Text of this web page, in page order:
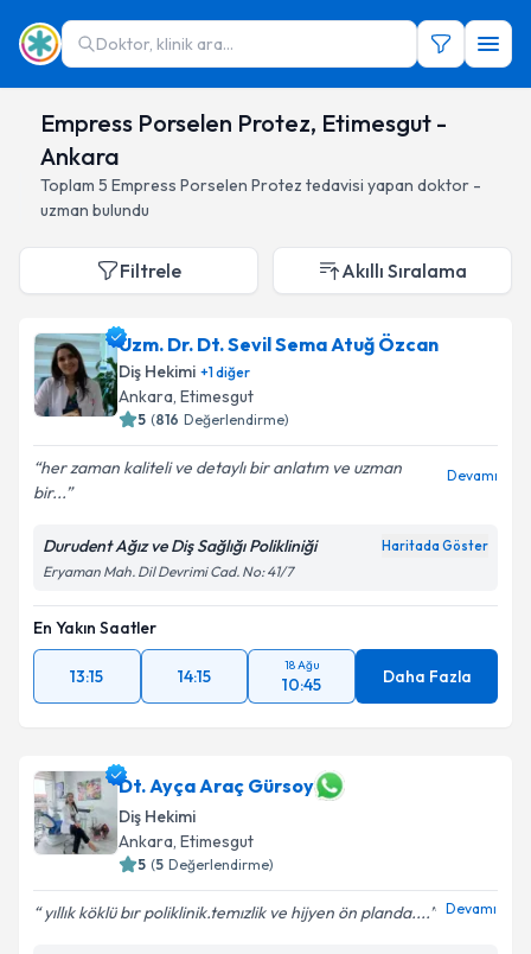
Doktor, klinik ara...
Empress Porselen Protez, Etimesgut -
Ankara
Toplam 5 Empress Porselen Protez tedavisi yapan doktor -
uzman bulundu
Filtrele Akıllı Sıralama
Uzm. Dr. Dt. Sevil Sema Atuğ Özcan
Diş Hekimi +1diğer
Ankara, Etimesgut
5 (816 Değerlendirme)
her zaman kaliteli ve detaylı bir anlatım ve uzman
bir...
Devamı
Durudent Ağız ve Diş Sağlığı Polikliniği Haritada Göster
Eryaman Mah. Dil Devrimi Cad. No: 41/7
En Yakın Saatler
13:15 14:15
18 Ağu
10:45 Daha Fazla
Dt. Ayça Araç Gürsoy
Diş Hekimi
Ankara, Etimesgut
5 (5 Değerlendirme)
yıllık köklü bır poliklinik.temızlik ve hijyen ön planda.... Devamı